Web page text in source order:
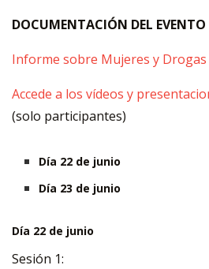
DOCUMENTACIÓN DEL EVENTO
Informe sobre Mujeres y Drogas
Accede a los vídeos y
(solo participantes)
Día 22 de junio
Día 23 de junio
Día 22 de junio
Sesión 1: